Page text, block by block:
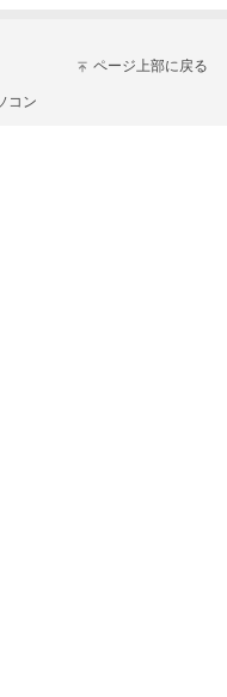
ページ上部に戻る
コン